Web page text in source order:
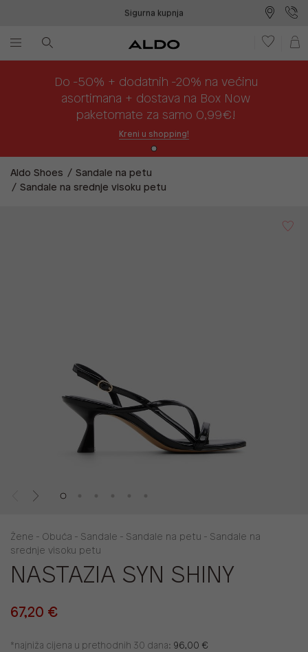
Sigurna kupnja
Do -50% + dodatnih -20% na većinu
asortimana + dostava na Box Now
paketomate za samo 0,99€!
Kreni u shopping!
Aldo Shoes
Sandale na petu
Sandale na srednje visoku petu
Žene - Obuća - Sandale - Sandale na petu - Sandale na
srednje visoku petu
NASTAZIA SYN SHINY
67,20 €
*najniža cijena u prethodnih 30 dana: 96,00 €